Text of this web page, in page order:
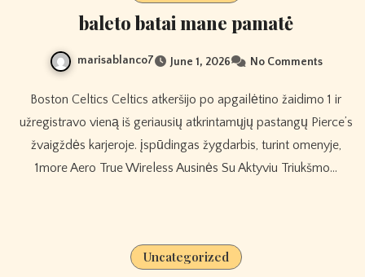
baleto batai mane pamatė
marisablanco7 June 1, 2026 No Comments
Boston Celtics Celtics atkeršijo po apgailėtino žaidimo 1 ir
užregistravo vieną iš geriausių atkrintamųjų pastangų Pierce’s
žvaigždės karjeroje. įspūdingas žygdarbis, turint omenyje,
1more Aero True Wireless Ausinės Su Aktyviu Triukšmo…
Uncategorized